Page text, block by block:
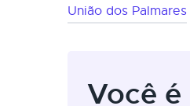
União dos Palmares
Você é